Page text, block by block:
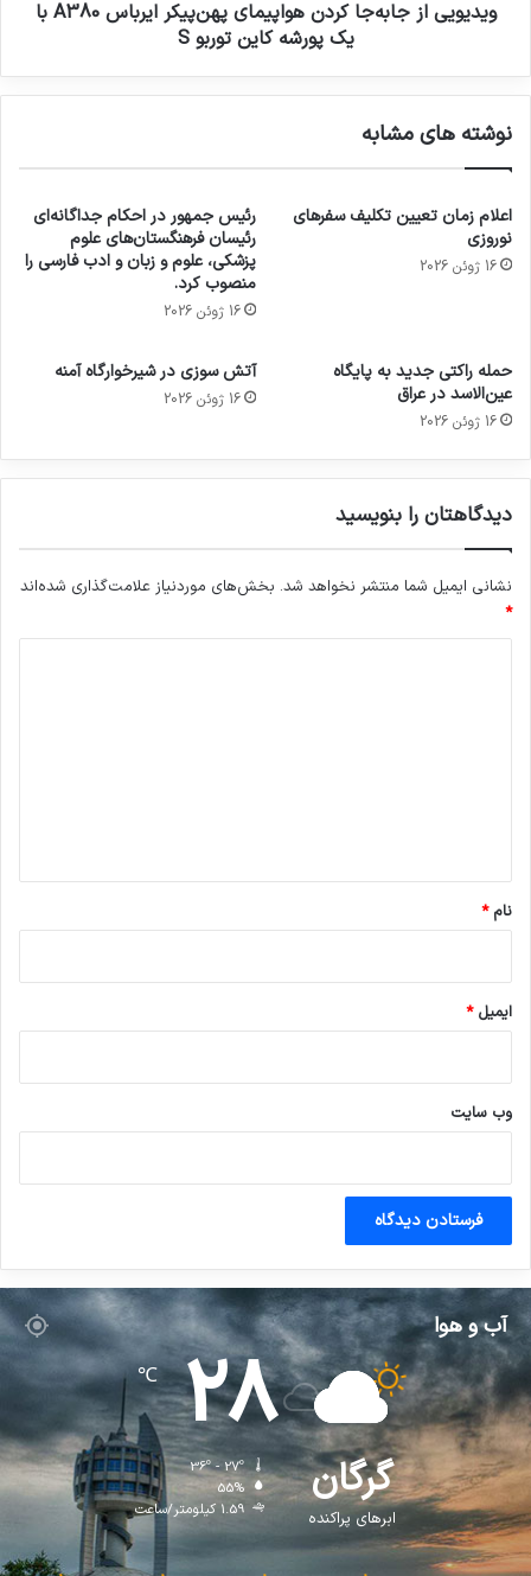
ویدیویی از جابه‌جا کردن هواپیمای پهن‌پیکر ایرباس A380 با
یک پورشه کاین توربو S
نوشته های مشابه
اعلام زمان تعیین تکلیف سفرهای
نوروزی
16 ژوئن 2026
رئیس جمهور در احکام جداگانه‌ای
رئیسان فرهنگستان‌های علوم
پزشکی، علوم و زبان و ادب فارسی را
منصوب کرد.
16 ژوئن 2026
حمله راکتی جدید به پایگاه
عین‌الاسد در عراق
16 ژوئن 2026
آتش سوزی در شیرخوارگاه آمنه
16 ژوئن 2026
دیدگاهتان را بنویسید
نشانی ایمیل شما منتشر نخواهد شد. بخش‌های موردنیاز علامت‌گذاری شده‌اند
*
نام*
ایمیل*
وب‌ سایت
آب و هوا
گرگان
ابرهای پراکنده
28
℃
36º - 27º
55%
1.59 کیلومتر/ساعت